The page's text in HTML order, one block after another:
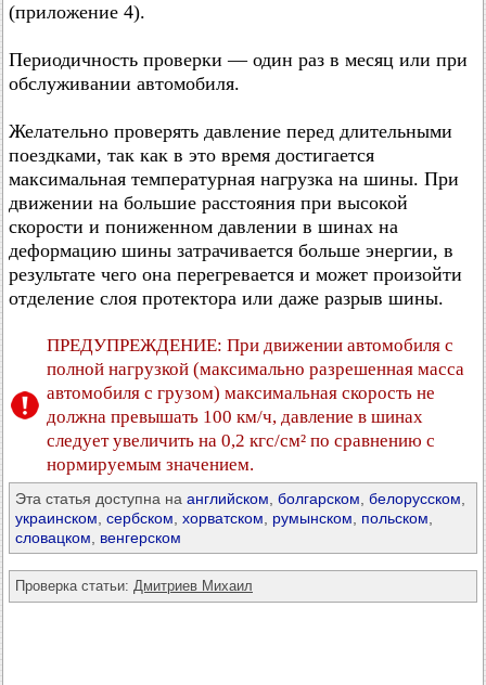
(приложение 4).
Периодичность проверки — один раз в месяц или при
обслуживании автомобиля.
Желательно проверять давление перед длительными
поездками, так как в это время достигается
максимальная температурная нагрузка на шины. При
движении на большие расстояния при высокой
скорости и пониженном давлении в шинах на
деформацию шины затрачивается больше энергии, в
результате чего она перегревается и может произойти
отделение слоя протектора или даже разрыв шины.
ПРЕДУПРЕЖДЕНИЕ: При движении автомобиля с
полной нагрузкой (максимально разрешенная масса
автомобиля с грузом) максимальная скорость не
должна превышать 100 км/ч, давление в шинах
следует увеличить на 0,2 кгс/см² по сравнению с
нормируемым значением.
Эта статья доступна на английском болгарском белорусском
украинском сербском хорватском румынском польском
словацком
венгерском
Проверка статьи: Дмитриев Михаил